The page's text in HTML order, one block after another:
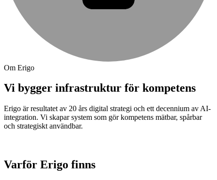
Om Erigo
Vi bygger infrastruktur för kompetens
Erigo är resultatet av 20 års digital strategi och ett decennium av AI-
integration. Vi skapar system som gör kompetens mätbar, spårbar
och strategiskt användbar.
Varför Erigo finns